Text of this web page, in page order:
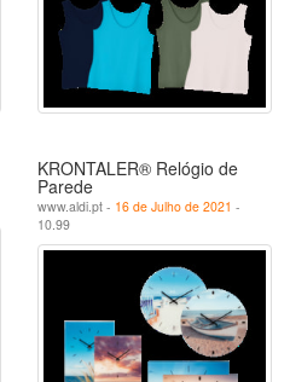
KRONTALER® Relógio de
Parede
www.aldi.pt - 16 de Julho de 2021 -
10.99